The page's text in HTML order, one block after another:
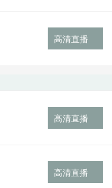
高清直播
高清直播
高清直播